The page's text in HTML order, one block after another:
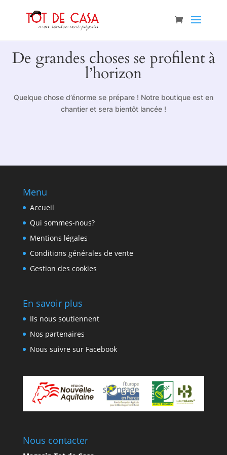
De grandes choses se profilent à
l’horizon
Quelque chose d’énorme se prépare ! Notre boutique est en
chantier et sera bientôt lancée !
Menu
Accueil
Qui sommes-nous?
Mentions légales
Conditions générales de vente
Gestion des cookies
En savoir plus
Ils nous soutiennent
Nos partenaires
Nous suivre sur Facebook
Nous contacter